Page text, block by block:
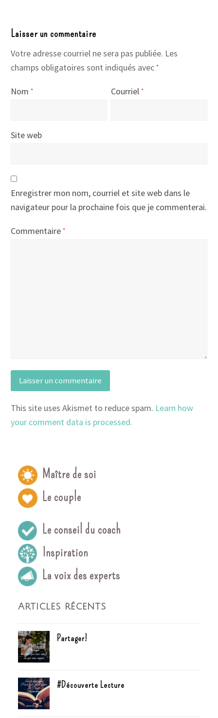
Laisser un commentaire
Votre adresse courriel ne sera pas publiée. Les
champs obligatoires sont indiqués avec*
Nom* Courriel*
Site web
Enregistrer mon nom, courriel et site web dans le
navigateur pour la prochaine fois que je commenterai.
Commentaire*
This site uses Akismet to reduce spam. Learn how
your comment data is processed.
Maître de soi
Le couple
Le conseil du coach
Inspiration
La voix des experts
Articles récents
Partager!
#Découverte Lecture